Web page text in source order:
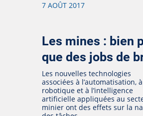
7 AOÛT 2017
Les mines : bien
que des jobs de
Les nouvelles technologies
associées à l’automatisation,
robotique et à l’intelligence
artificielle appliquées au
minier ont des effets sur la